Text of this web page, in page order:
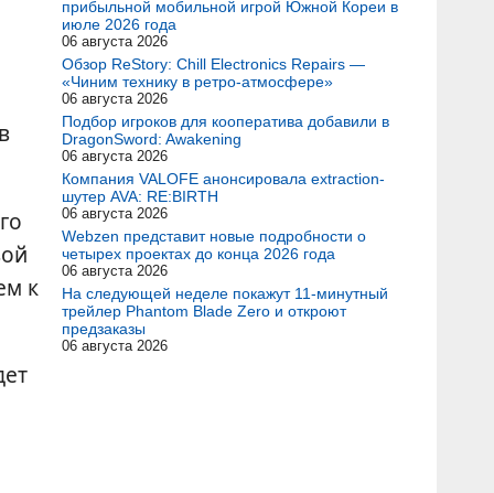
к
прибыльной мобильной игрой Южной Кореи в
июле 2026 года
06 августа 2026
Обзор ReStory: Chill Electronics Repairs —
«Чиним технику в ретро-атмосфере»
06 августа 2026
Подбор игроков для кооператива добавили в
DragonSword: Awakening
06 августа 2026
Компания VALOFE анонсировала extraction-
шутер AVA: RE:BIRTH
06 августа 2026
Webzen представит новые подробности о
четырех проектах до конца 2026 года
06 августа 2026
На следующей неделе покажут 11-минутный
трейлер Phantom Blade Zero и откроют
предзаказы
06 августа 2026